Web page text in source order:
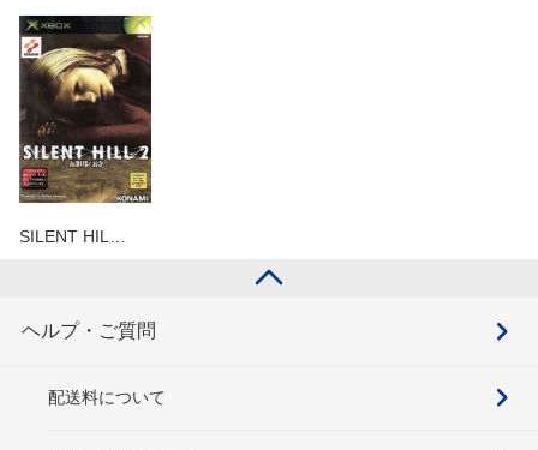
SILENT HIL…
ヘルプ・ご質問
配送料について